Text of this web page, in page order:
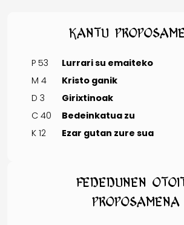
Kantu
P 53
Lurrari su emaiteko
M 4
Kristo ganik
D 3
Girixtinoak
C 40
Bedeinkatua zu
K 12
Ezar gutan zure sua
Fededunen
proposamena